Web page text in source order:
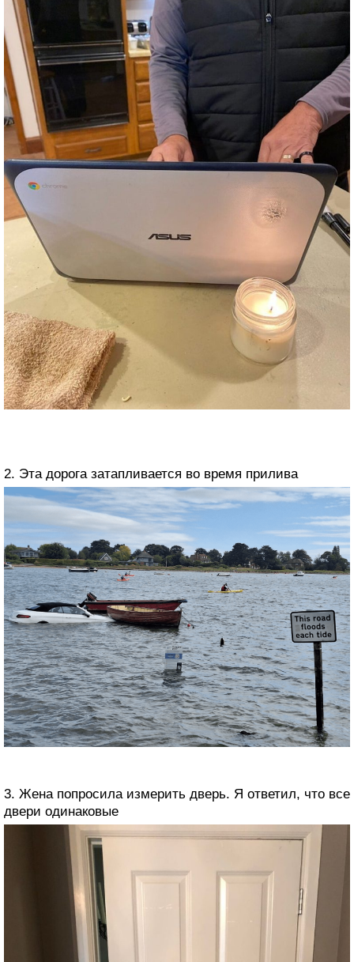
2. Эта дорога затапливается во время прилива
3. Жена попросила измерить дверь. Я ответил, что все
двери одинаковые